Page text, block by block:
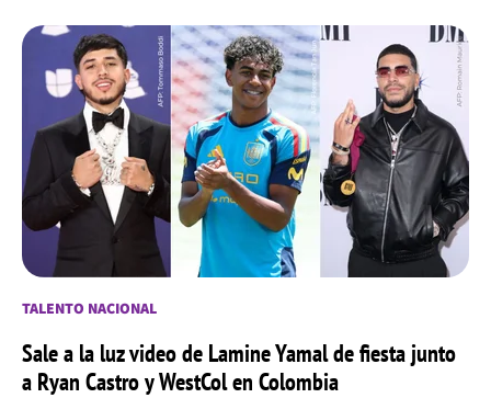
TALENTO NACIONAL
Sale a la luz video de Lamine Yamal de fiesta junto
a Ryan Castro y WestCol en Colombia